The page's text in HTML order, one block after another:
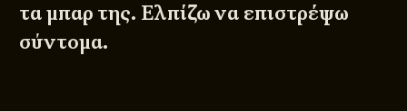
τα μπαρ της. Ελπίζω να επιστρέψω
σύντομα.